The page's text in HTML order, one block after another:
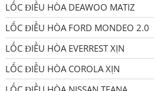
LỐC ĐIỀU HÒA DEAWOO MATIZ
LỐC ĐIỀU HÒA FORD MONDEO 2.0
LỐC ĐIỀU HÒA EVERREST XỊN
LỐC ĐIỀU HÒA COROLA XỊN